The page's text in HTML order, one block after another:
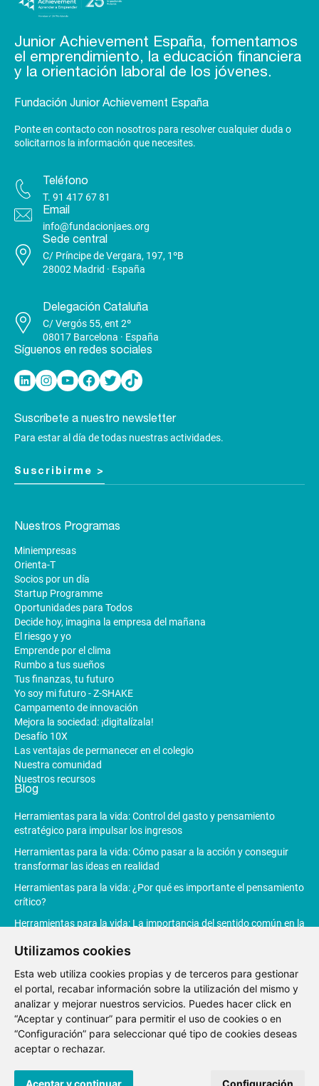
Utilizamos cookies
Esta web utiliza cookies propias y de terceros para gestionar
el portal, recabar información sobre la utilización del mismo y
analizar y mejorar nuestros servicios. Puedes hacer click en
“Aceptar y continuar” para permitir el uso de cookies o en
“Configuración” para seleccionar qué tipo de cookies deseas
aceptar o rechazar.
Aceptar y continuar Configuración
Junior Achievement España, fomentamos
el emprendimiento, la educación financiera
y la orientación laboral de los jóvenes.
Fundación Junior Achievement España
Ponte en contacto con nosotros para resolver cualquier duda o
solicitarnos la información que necesites.
Teléfono
T. 91 417 67 81
Email
info@fundacionjaes.org
Sede central
C/ Príncipe de Vergara, 197, 1ºB
28002 Madrid · España
Delegación Cataluña
C/ Vergós 55, ent 2º
08017 Barcelona · España
Síguenos en redes sociales
Linkedin Instagram YouTube Facebook Twitter TikTok
Suscríbete a nuestro newsletter
Para estar al día de todas nuestras actividades.
Suscribirme >
Nuestros Programas
Miniempresas
Orienta-T
Socios por un día
Startup Programme
Oportunidades para Todos
Decide hoy, imagina la empresa del mañana
El riesgo y yo
Emprende por el clima
Rumbo a tus sueños
Tus finanzas, tu futuro
Yo soy mi futuro - Z-SHAKE
Campamento de innovación
Mejora la sociedad: ¡digitalízala!
Desafío 10X
Las ventajas de permanecer en el colegio
Nuestra comunidad
Nuestros recursos
Blog
Herramientas para la vida: Control del gasto y pensamiento
estratégico para impulsar los ingresos
Herramientas para la vida: Cómo pasar a la acción y conseguir
transformar las ideas en realidad
Herramientas para la vida: ¿Por qué es importante el pensamiento
crítico?
Herramientas para la vida: La importancia del sentido común en la
Herramientas para la vida: La Inteligencia Artificial revoluciona la
productividad
Política de
Política de
Canal de